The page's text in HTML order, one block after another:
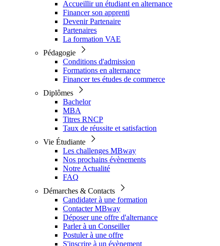
Accueillir un étudiant en alternance
Financer son apprenti
Devenir Partenaire
Partenaires
La formation VAE
Pédagogie
Conditions d'admission
Formations en alternance
Financer tes études de commerce
Diplômes
Bachelor
MBA
Titres RNCP
Taux de réussite et satisfaction
Vie Étudiante
Les challenges MBway
Nos prochains évènements
Notre Actualité
FAQ
Démarches & Contacts
Candidater à une formation
Contacter MBway
Déposer une offre d'alternance
Parler à un Conseiller
Postuler à une offre
S'inscrire à un évènement